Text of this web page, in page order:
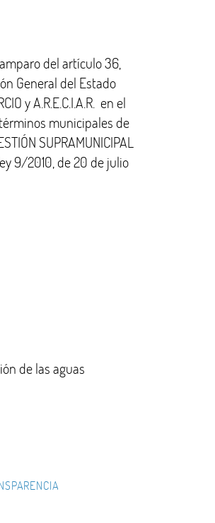
del artículo 36,
General del Estado
y A.R.E.C.I.A.R. en el
municipales de
SUPRAMUNICIPAL
9/2010, de 20 de julio
de las aguas